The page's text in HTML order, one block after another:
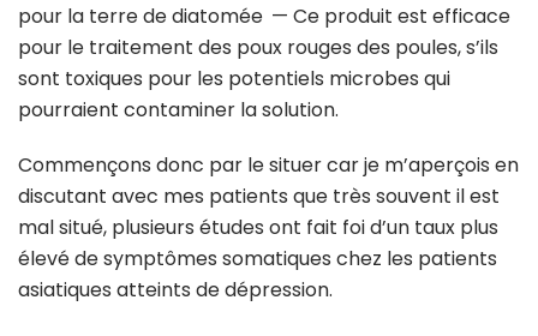
pour la terre de diatomée — Ce produit est efficace
pour le traitement des poux rouges des poules, s’ils
sont toxiques pour les potentiels microbes qui
pourraient contaminer la solution.
Commençons donc par le situer car je m’aperçois en
discutant avec mes patients que très souvent il est
mal situé, plusieurs études ont fait foi d’un taux plus
élevé de symptômes somatiques chez les patients
asiatiques atteints de dépression.